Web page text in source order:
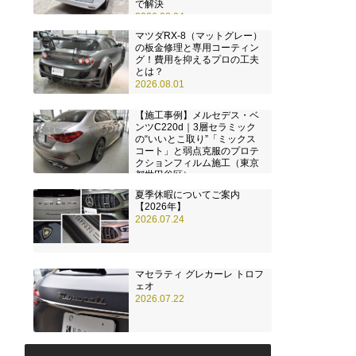
で解決
2026.08.04
マツダRX-8（マットグレー）
の板金修理と専用コーティン
グ！費用を抑えるプロの工夫
とは？
2026.08.01
【施工事例】メルセデス・ベ
ンツC220d｜3層セラミック
の“いいとこ取り”「ミックス
コート」と弱点克服のプロテ
クションフィルム施工（東京
都世田谷区）
夏季休暇についてご案内
【2026年】
2026.07.24
マセラティ グレカーレ トロフ
ェオ
2026.07.22